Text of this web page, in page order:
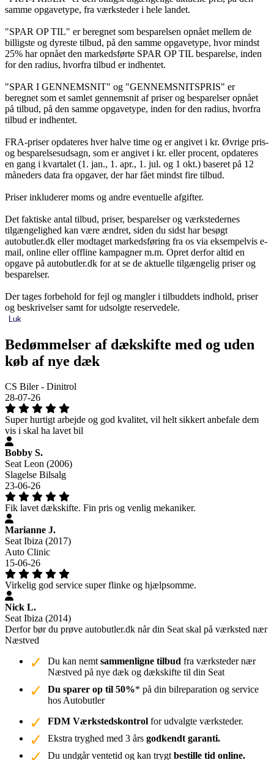
samme opgavetype, fra værksteder i hele landet.
"SPAR OP TIL" er beregnet som besparelsen opnået mellem de
billigste og dyreste tilbud, på den samme opgavetype, hvor mindst
25% har opnået den markedsførte SPAR OP TIL besparelse, inden
for den radius, hvorfra tilbud er indhentet.
"SPAR I GENNEMSNIT" og "GENNEMSNITSPRIS" er
beregnet som et samlet gennemsnit af priser og besparelser opnået
på tilbud, på den samme opgavetype, inden for den radius, hvorfra
tilbud er indhentet.
FRA-priser opdateres hver halve time og er angivet i kr. Øvrige pris-
og besparelsesudsagn, som er angivet i kr. eller procent, opdateres
en gang i kvartalet (1. jan., 1. apr., 1. jul. og 1 okt.) baseret på 12
måneders data fra opgaver, der har fået mindst fire tilbud.
Priser inkluderer moms og andre eventuelle afgifter.
Det faktiske antal tilbud, priser, besparelser og værkstedernes
tilgængelighed kan være ændret, siden du sidst har besøgt
autobutler.dk eller modtaget markedsføring fra os via eksempelvis e-
mail, online eller offline kampagner m.m. Opret derfor altid en
opgave på autobutler.dk for at se de aktuelle tilgængelig priser og
besparelser.
Der tages forbehold for fejl og mangler i tilbuddets indhold, priser
og beskrivelser samt for udsolgte reservedele.
Luk
Bedømmelser af dækskifte med og uden
køb af nye dæk
CS Biler - Dinitrol
28-07-26
Super hurtigt arbejde og god kvalitet, vil helt sikkert anbefale dem
vis i skal ha lavet bil
Bobby S.
Seat Leon (2006)
Slagelse Bilsalg
23-06-26
Fik lavet dækskifte. Fin pris og venlig mekaniker.
Marianne J.
Seat Ibiza (2017)
Auto Clinic
15-06-26
Virkelig god service super flinke og hjælpsomme.
Nick L.
Seat Ibiza (2014)
Derfor bør du prøve autobutler.dk når din Seat skal på værksted nær
Næstved
Du kan nemtsammenligne tilbud fra værksteder nær
Næstved på nye dæk og dækskifte til din Seat
Du sparer op til 50%* på din bilreparation og service
hos Autobutler
FDM Værkstedskontrol for udvalgte værksteder.
Ekstra tryghed med 3 års godkendt garanti.
Du undgår ventetid og kan trygtbestille tid online.